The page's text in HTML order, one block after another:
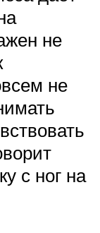
не
не
с ног на